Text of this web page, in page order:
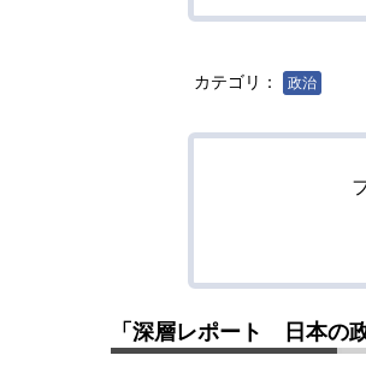
カテゴリ： 政治
「深層レポート 日本の